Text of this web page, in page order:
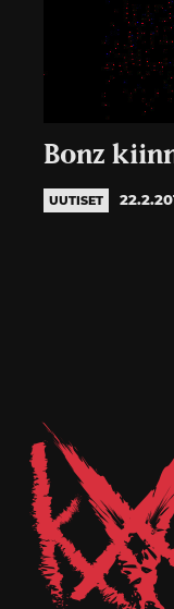
Bonz
UUTISET